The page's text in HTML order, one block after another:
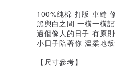
100%純棉 打版 車縫
黑與白之間 一橫一橫
過個像人的日子 有原
小日子陪著你 溫柔地
【尺寸參考】